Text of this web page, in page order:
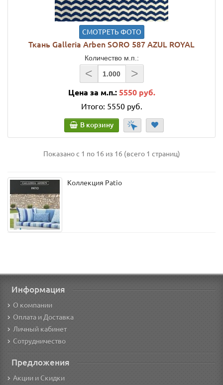
СМОТРЕТЬ ФОТО
Ткань Galleria Arben SORO 587 AZUL ROYAL
Количество м.п.:
< >
Цена за м.п.: 5550 руб.
Итого: 5550 руб.
В корзину
Показано с 1 по 16 из 16 (всего 1 страниц)
Коллекция Patio
Информация
О компании
Оплата и Доставка
Личный кабинет
Сотрудничество
Предложения
Акции и Скидки